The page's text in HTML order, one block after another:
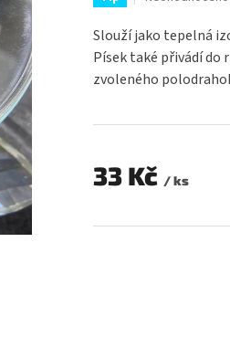
Slouží jako tepelná
Písek také přivádí do
zvoleného
33 Kč / ks
produktu
je
0,0
z